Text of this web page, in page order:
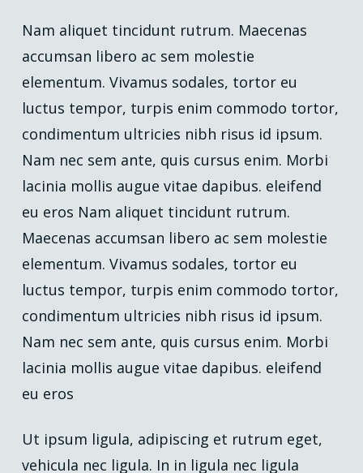
Nam aliquet tincidunt rutrum. Maecenas
accumsan libero ac sem molestie
elementum. Vivamus sodales, tortor eu
luctus tempor, turpis enim commodo tortor,
condimentum ultricies nibh risus id ipsum.
Nam nec sem ante, quis cursus enim. Morbi
lacinia mollis augue vitae dapibus. eleifend
eu eros Nam aliquet tincidunt rutrum.
Maecenas accumsan libero ac sem molestie
elementum. Vivamus sodales, tortor eu
luctus tempor, turpis enim commodo tortor,
condimentum ultricies nibh risus id ipsum.
Nam nec sem ante, quis cursus enim. Morbi
lacinia mollis augue vitae dapibus. eleifend
eu eros
Ut ipsum ligula, adipiscing et rutrum eget,
vehicula nec ligula. In in ligula nec ligula